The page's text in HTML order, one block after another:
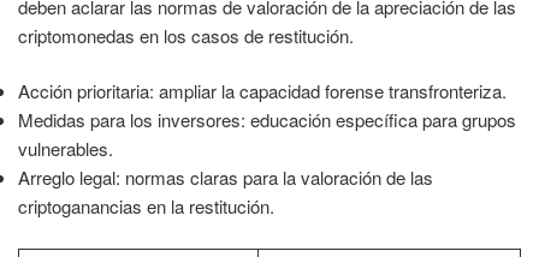
deben aclarar las normas de valoración de la apreciación de las
criptomonedas en los casos de restitución.
Acción prioritaria: ampliar la capacidad forense transfronteriza.
Medidas para los inversores: educación específica para grupos
vulnerables.
Arreglo legal: normas claras para la valoración de las
criptoganancias en la restitución.